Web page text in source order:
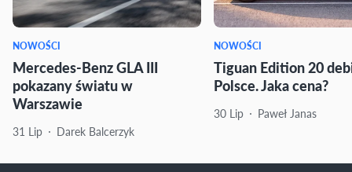
NOWOŚCI
Mercedes-Benz GLA III
pokazany światu w
Warszawie
31 Lip Darek Balcerzyk
NOWOŚCI
Tiguan Edition 20
Polsce. Jaka cena?
30 Lip Paweł Janas